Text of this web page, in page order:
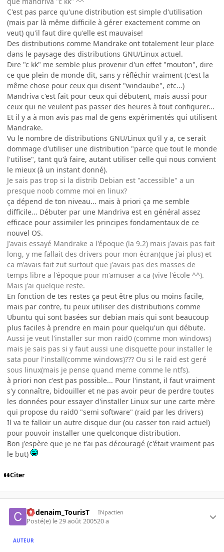
C'est pas parce qu'une distribution est simple d'utilisation
(mais par là même difficile à gérer exactement comme on
veut) qu'il faut dire qu'elle est mauvaise!
Des distributions comme Mandrake ont totalement leur place
dans le paysage des distributions GNU/Linux actuel.
Dire "c kk" me semble plus provenir d'un effet "mouton", dire
ce que plein de monde dit, sans y réfléchir vraiment (c'est la
même chose pour ceux qui disent "windaube", etc...)
Mandriva c'est fait pour ceux qui débutent, mais aussi pour
ceux qui ne veulent pas passer des heures à tout configurer...
Et il y a à mon avis pas mal de gens expérimentés qui utilisent
Mandrake.
Vu le nombre de distributions GNU/Linux qu'il y a, ce serait
dommage d'utiliser une distribution "parce que tout le monde
l'utilise", tant qu'à faire, autant utiliser celle qui nous convient
le mieux (à un instant donné).
Je sais pas trop si la distrib Debian est "accessible" a un
presque noob comme moi en linux?
ça dépend de ton niveau... mais à priori ça me semble
difficile... Débuter par une Mandriva est en général assez
efficace pour assimiler les principes fondamentaux de ce
nouvel OS.
J'avais essayé Mandrake a l'époque (la 9.2) mais j'avais pas fait
long, y me fallait des drivers pour mon écran(que j'ai plus) et
ca m'avais fait zut surtout que j'avais pas des masses de
temps libre a l'époque pour m'amuser a ca (vive l'école ^^).
Mais j'ai quelque reste.
En fonction de tes restes ça peut être plus ou moins facile,
mais par contre, tu peux utiliser des distributions comme
Ubuntu qui sont basées sur debian mais qui sont beaucoup
plus faciles à prendre en main pour quelqu'un qui débute.
Aussi je veut l'installer sur mon raid0 (comme mon windows)
mais je sais pas si y faut aussi une disquette pour installer le
sata pour l'install(comme windows)??? Ou si le raid est geré
sous linux(mais je pense quand meme comme le ntfs).
à priori non c'est pas possible... Pour l'instant, il faut vraiment
s'y connaître, bidouiller et ne pas avoir peur de perdre toutes
les données pour essayer d'installer Linux sur une carte mère
qui propose du raid0 "semi software" (raid par les drivers)
Il va te falloir un autre disque dur (ou casser ton raid actuel)
pour pouvoir installer une quelconque distribution.
Bon j'espère que je ne t'ai pas découragé (c'était vraiment pas
le but)
Citer
Codenaim_TourisT INpactien
Posté(e) le 29 août 200520 a
AUTEUR